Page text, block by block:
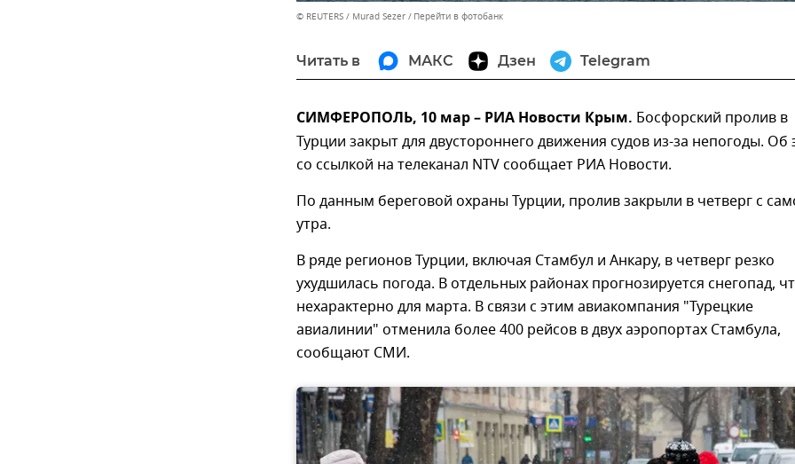
© REUTERS / Murad Sezer Перейти в фотобанк
Читать в МАКС Дзен Telegram
СИМФЕРОПОЛЬ, 10 мар – РИА Новости Крым. Босфорский пролив в
Турции закрыт для двустороннего движения судов из-за непогоды. Об
со ссылкой на телеканал NTV сообщает РИА Новости.
По данным береговой охраны Турции, пролив закрыли в четверг с
утра.
В ряде регионов Турции, включая Стамбул и Анкару, в четверг резко
ухудшилась погода. В отдельных районах прогнозируется снегопад,
нехарактерно для марта. В связи с этим авиакомпания "Турецкие
авиалинии" отменила более 400 рейсов в двух аэропортах Стамбула,
сообщают СМИ.